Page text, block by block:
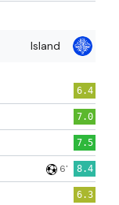
Island
6.4
7.0
7.5
6' 8.4
6.3